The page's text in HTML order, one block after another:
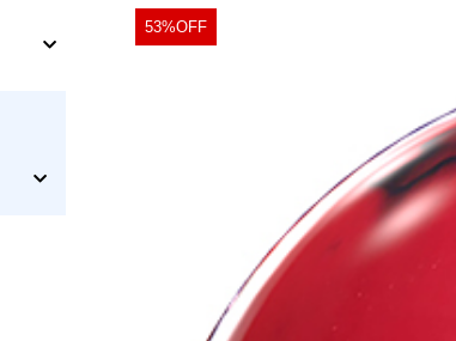
特集
特定商取引法表記に基づく表示
サイトポリシー
53%OFF